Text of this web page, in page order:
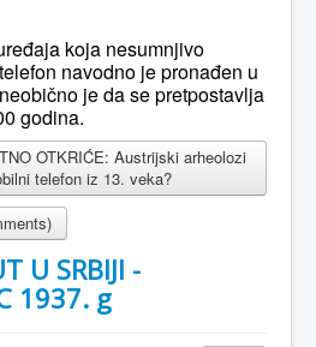
koja nesumnjivo
navodno je pronađen u
je da se pretpostavlja
godina.
OTKRIĆE: Austrijski arheolozi
telefon iz 13. veka?
U SRBIJI -
1937. g